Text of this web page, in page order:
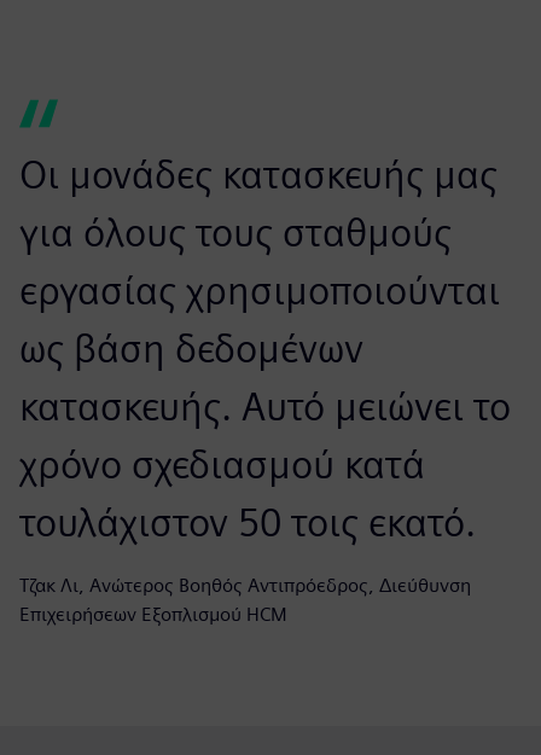
Οι μονάδες κατασκευής μας
για όλους τους σταθμούς
εργασίας χρησιμοποιούνται
ως βάση δεδομένων
κατασκευής. Αυτό μειώνει το
χρόνο σχεδιασμού κατά
τουλάχιστον 50 τοις εκατό.
Τζακ Λι, Ανώτερος Βοηθός Αντιπρόεδρος, Διεύθυνση
Επιχειρήσεων Εξοπλισμού HCM